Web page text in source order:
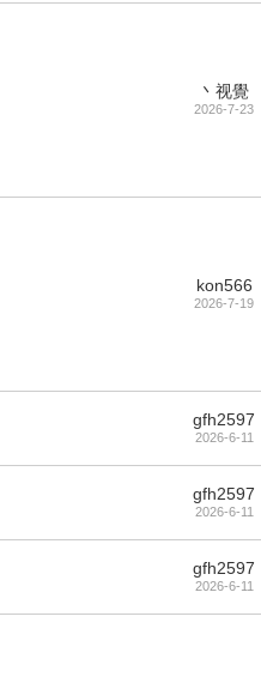
丶视覺
2026-7-23
kon566
2026-7-19
gfh2597
2026-6-11
gfh2597
2026-6-11
gfh2597
2026-6-11